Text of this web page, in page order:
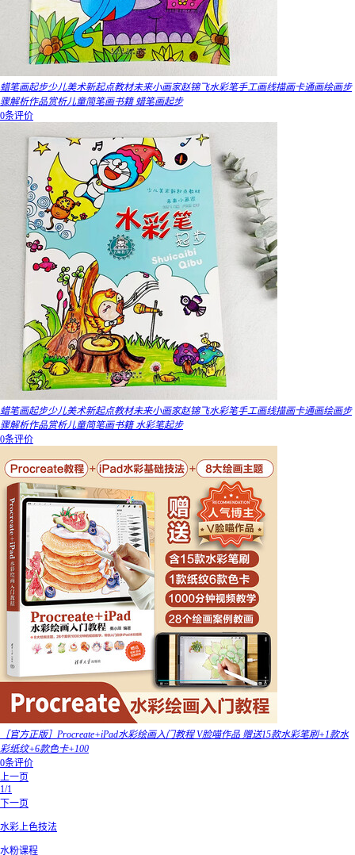
蜡笔画起步少儿美术新起点教材未来小画家赵锦飞水彩笔手工画线描画卡通画绘画步
骤解析作品赏析儿童简笔画书籍 蜡笔画起步
0条评价
蜡笔画起步少儿美术新起点教材未来小画家赵锦飞水彩笔手工画线描画卡通画绘画步
骤解析作品赏析儿童简笔画书籍 水彩笔起步
0条评价
［官方正版］Procreate+iPad水彩绘画入门教程 V脸喵作品 赠送15款水彩笔刷+1款水
彩纸纹+6款色卡+100
0条评价
上一页
1/1
下一页
水彩上色技法
水粉课程